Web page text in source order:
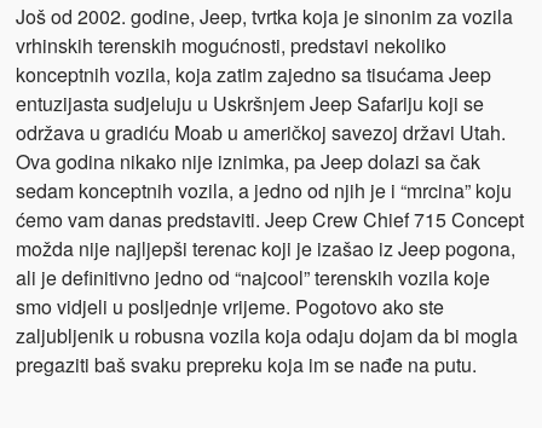
Još od 2002. godine, Jeep, tvrtka koja je sinonim za vozila
vrhinskih terenskih mogućnosti, predstavi nekoliko
konceptnih vozila, koja zatim zajedno sa tisućama Jeep
entuzijasta sudjeluju u Uskršnjem Jeep Safariju koji se
održava u gradiću Moab u američkoj savezoj državi Utah.
Ova godina nikako nije iznimka, pa Jeep dolazi sa čak
sedam konceptnih vozila, a jedno od njih je i “mrcina” koju
ćemo vam danas predstaviti. Jeep Crew Chief 715 Concept
možda nije najljepši terenac koji je izašao iz Jeep pogona,
ali je definitivno jedno od “najcool” terenskih vozila koje
smo vidjeli u posljednje vrijeme. Pogotovo ako ste
zaljubljenik u robusna vozila koja odaju dojam da bi mogla
pregaziti baš svaku prepreku koja im se nađe na putu.